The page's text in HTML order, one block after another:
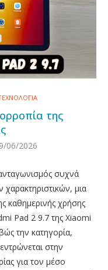
της
06/2026
συχνά
χαρακτηριστικών, μια
καθημερινής χρήσης
Pad 2 9.7 της Xiaomi
την κατηγορία,
στην
για τον μέσο